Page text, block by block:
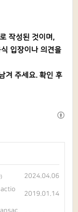
작성된 것이며,
입장이나 의견을
겨 주세요. 확인 후
2024.04.06
2019.01.14